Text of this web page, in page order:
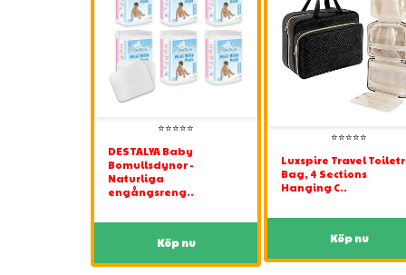
⭐⭐⭐⭐⭐
DESTALYA Baby
Bomullsdynor -
Naturliga
engångsreng..
Köp nu
⭐⭐⭐⭐⭐
Luxspire Travel
Bag, 4 Sections
Hanging C..
Köp nu